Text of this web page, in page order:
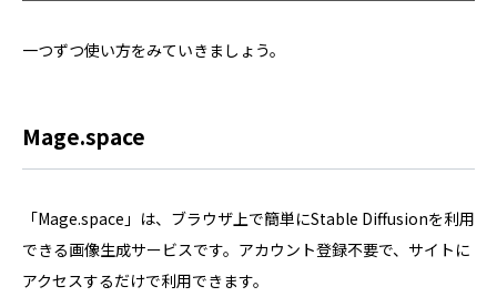
一つずつ使い方をみていきましょう。
Mage.space
「Mage.space」は、ブラウザ上で簡単にStable Diffusionを利用
できる画像生成サービスです。アカウント登録不要で、サイトに
アクセスするだけで利用できます。